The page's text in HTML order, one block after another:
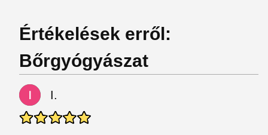
Értékelések erről:
Bőrgyógyászat
I.